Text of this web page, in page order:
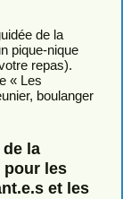
de la
pique-nique
repas).
« Les
boulanger
la
pour les
et les